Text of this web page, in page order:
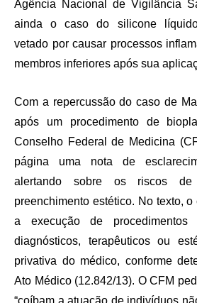
Agência Nacional de Vigilância
ainda o caso do silicone
vetado por causar processos
membros inferiores após sua
Com a repercussão do caso de
após um procedimento de
Conselho Federal de Medicina
página uma nota de
alertando sobre os riscos de
preenchimento estético. No texto,
a execução de
diagnósticos, terapêuticos ou
privativa do médico, conforme
Ato Médico (12.842/13). O CFM